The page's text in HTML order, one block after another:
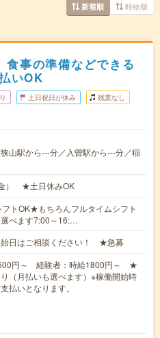
新着順 時給順
食事の準備などできる
いOK
土日祝日が休み 残業なし
山駅から---分／入曽駅から---分／稲
） ★土日休みOK
トOK★もちろんフルタイムシフト
べます7:00～16:…
始日はご相談ください！ ★急募
円～ 経験者：時給1800円～ ★
（月払いも選べます）※稼働開始時
払いとなります。